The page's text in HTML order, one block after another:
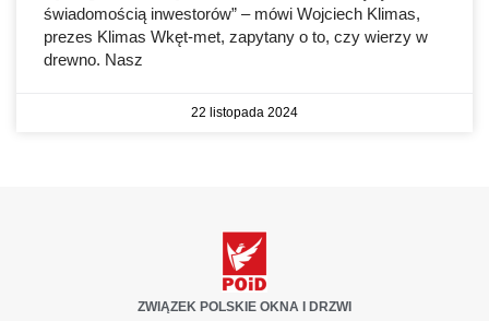
świadomością inwestorów” – mówi Wojciech Klimas,
prezes Klimas Wkęt-met, zapytany o to, czy wierzy w
drewno. Nasz
22 listopada 2024
ZWIĄZEK POLSKIE OKNA I DRZWI